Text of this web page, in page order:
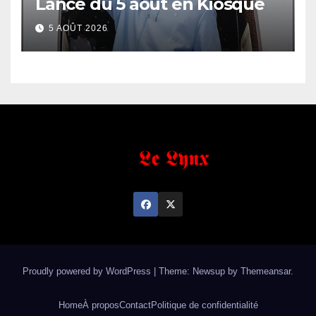
5 AOÛT 2026
Proudly powered by WordPress Theme: Newsup by Themeansar.
HomeÀ proposContactPolitique de confidentialité